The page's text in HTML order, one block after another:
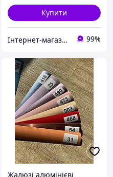
Купити
Інтернет-магазин запчастин до вікон, дверей, жалюзі, ролетів "WENTANA" 99%
Жалюзі алюмінієві